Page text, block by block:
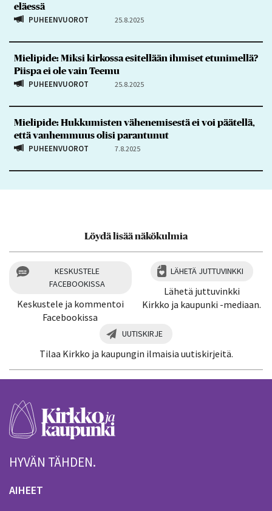
eläessä
PUHEENVUOROT 25.8.2025
Mielipide: Miksi kirkossa esitellään ihmiset etunimellä?
Piispa ei ole vain Teemu
PUHEENVUOROT 25.8.2025
Mielipide: Hukkumisten vähenemisestä ei voi päätellä,
että vanhemmuus olisi parantunut
PUHEENVUOROT 7.8.2025
Löydä lisää näkökulmia
KESKUSTELE
FACEBOOKISSA
Keskustele ja kommentoi
Facebookissa
LÄHETÄ JUTTUVINKKI
Lähetä juttuvinkki
Kirkko ja kaupunki -mediaan.
UUTISKIRJE
Tilaa Kirkko ja kaupungin ilmaisia uutiskirjeitä.
HYVÄN TÄHDEN.
AIHEET